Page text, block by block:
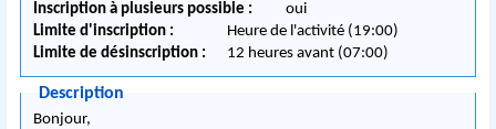
Inscription à plusieurs possible :
oui
Limite d'inscription :
Heure de l'activité (19:00)
Limite de désinscription :
12 heures avant (07:00)
Description
Bonjour,